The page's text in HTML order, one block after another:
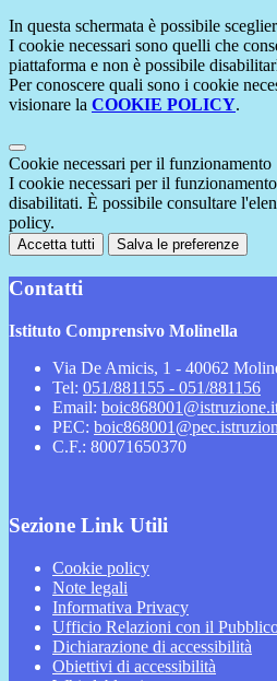
In questa schermata è possibile
I cookie necessari sono quelli che
piattaforma e non è possibile
Per conoscere quali sono i cookie
visionare la COOKIE POLICY.
Cookie necessari per il funzionamento
I cookie necessari per il
disabilitati. È possibile consultare
policy.
Accetta tutti Salva le preferenze
Contatti
Istituto Comprensivo Molinella
Via De Amicis, 1 - 40062
Tel: 051/881155 - 051/881156
Email:
PEC:
C.F.: 80071650370
Sezione Link Utili
Cookie policy
Note legali
Informativa Privacy
Ufficio Relazioni con il
Dichiarazione di accessibilità
Obiettivi di accessibilità